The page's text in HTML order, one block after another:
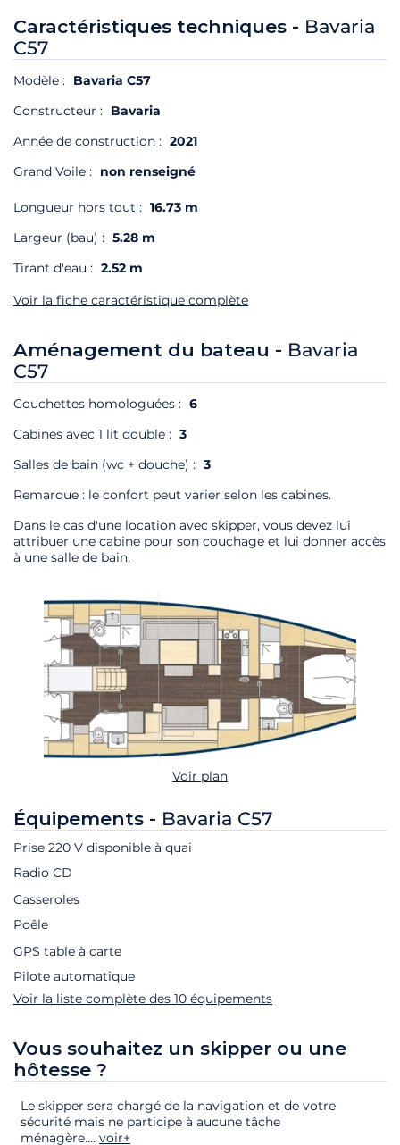
Caractéristiques techniques - Bavaria
C57
Modèle : Bavaria C57
Constructeur : Bavaria
Année de construction : 2021
Grand Voile : non renseigné
Longueur hors tout : 16.73 m
Largeur (bau) : 5.28 m
Tirant d'eau : 2.52 m
Voir la fiche caractéristique complète
Aménagement du bateau - Bavaria
C57
Couchettes homologuées : 6
Cabines avec 1 lit double : 3
Salles de bain (wc + douche) : 3
Remarque : le confort peut varier selon les cabines.
Dans le cas d'une location avec skipper, vous devez lui
attribuer une cabine pour son couchage et lui donner accès
à une salle de bain.
Voir plan
Équipements - Bavaria C57
Prise 220 V disponible à quai
Radio CD
Casseroles
Poêle
GPS table à carte
Pilote automatique
Voir la liste complète des 10 équipements
Vous souhaitez un skipper ou une
hôtesse ?
Le skipper sera chargé de la navigation et de votre
sécurité mais ne participe à aucune tâche
ménagère.... voir+